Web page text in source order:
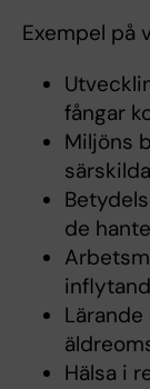
Exempel på
fångar
Miljöns
de
Hälsa i